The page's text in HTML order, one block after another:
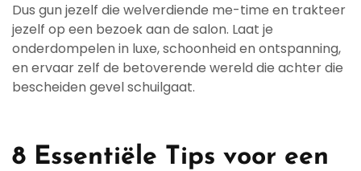
Dus gun jezelf die welverdiende me-time en trakteer
jezelf op een bezoek aan de salon. Laat je
onderdompelen in luxe, schoonheid en ontspanning,
en ervaar zelf de betoverende wereld die achter die
bescheiden gevel schuilgaat.
8 Essentiële Tips voor een